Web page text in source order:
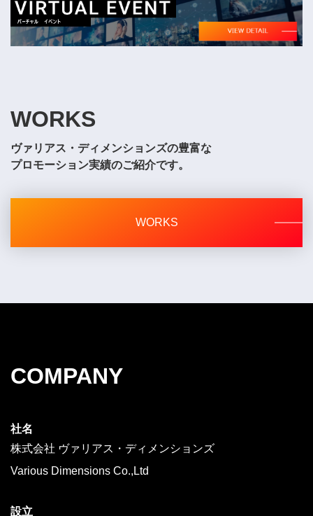
WORKS
ヴァリアス・ディメンションズの豊富な
プロモーション実績のご紹介です。
WORKS
COMPANY
社名
株式会社 ヴァリアス・ディメンションズ
Various Dimensions Co.,Ltd
設立